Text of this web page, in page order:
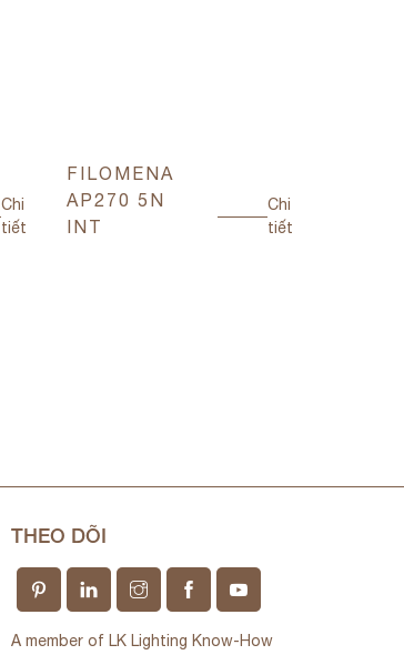
Chi
tiết
FILOMENA
AP270 5N
INT
Chi
tiết
THEO DÕI
A member of LK Lighting Know-How